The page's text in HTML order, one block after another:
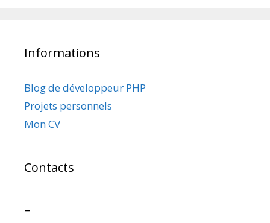
Informations
Blog de développeur PHP
Projets personnels
Mon CV
Contacts
–